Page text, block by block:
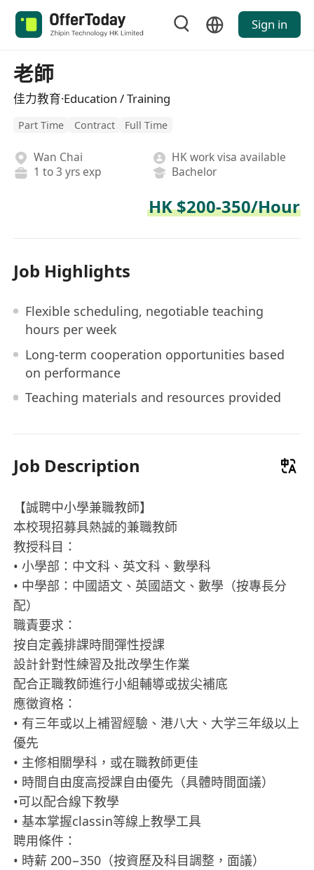
Sign in
老師
佳力教育·Education / Training
Part Time Contract Full Time
Wan Chai
HK work visa available
1 to 3 yrs exp
Bachelor
HK $200-350/Hour
Job Highlights
Flexible scheduling, negotiable teaching
hours per week
Long-term cooperation opportunities based
on performance
Teaching materials and resources provided
Job Description
【誠聘中小學兼職教師】
本校現招募具熱誠的兼職教師
教授科目：
• 小學部：中文科、英文科、數學科
• 中學部：中國語文、英國語文、數學（按專長分
配）
職責要求：
按自定義排課時間彈性授課
設計針對性練習及批改學生作業
配合正職教師進行小組輔導或拔尖補底
應徵資格：
• 有三年或以上補習經驗、港八大、大学三年级以上
優先
• 主修相關學科，或在職教師更佳
• 時間自由度高授課自由優先（具體時間面議）
•可以配合線下教學
• 基本掌握classin等線上教學工具
聘用條件：
• 時薪 200−350（按資歷及科目調整，面議）